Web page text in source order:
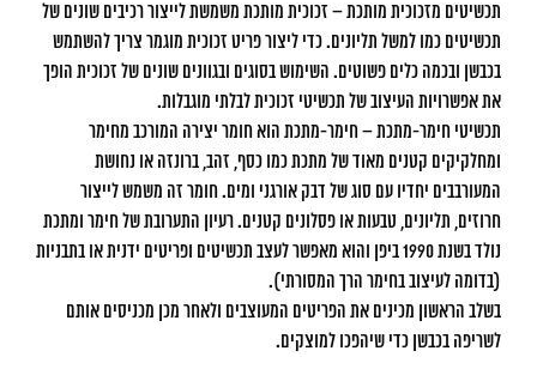
תכשיטים מזכוכית מותכת – זכוכית מותכת משמשת לייצור רכיבים שונים של
תכשיטים כמו למשל תליונים. כדי ליצור פריט זכוכית מוגמר צריך להשתמש
בכבשן ובכמה כלים פשוטים. השימוש בסוגים ובגוונים שונים של זכוכית הופך
את אפשרויות העיצוב של תכשיטי זכוכית לבלתי מוגבלות.
תכשיטי חימר-מתכת – חימר-מתכת הוא חומר יצירה המורכב מחימר
ומחלקיקים קטנים מאוד של מתכת כמו כסף, זהב, ברונזה או נחושת
המעורבבים יחדיו עם סוג של דבק אורגני ומים. חומר זה משמש לייצור
חרוזים, תליונים, טבעות או פסלונים קטנים. רעיון התערובת של חימר ומתכת
נולד בשנת 1990 ביפן והוא מאפשר לעצב תכשיטים ופריטים ידנית או בתבניות
(בדומה לעיצוב בחימר הרך המסורתי).
בשלב הראשון מכינים את הפריטים המעוצבים ולאחר מכן מכניסים אותם
לשריפה בכבשן כדי שיהפכו למוצקים.